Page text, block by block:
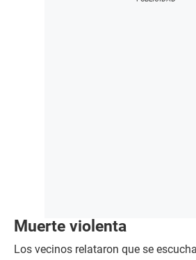
Muerte violenta
Los vecinos relataron que se